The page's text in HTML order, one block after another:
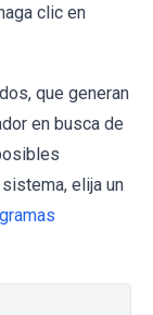
clic en
que generan
en busca de
elija un